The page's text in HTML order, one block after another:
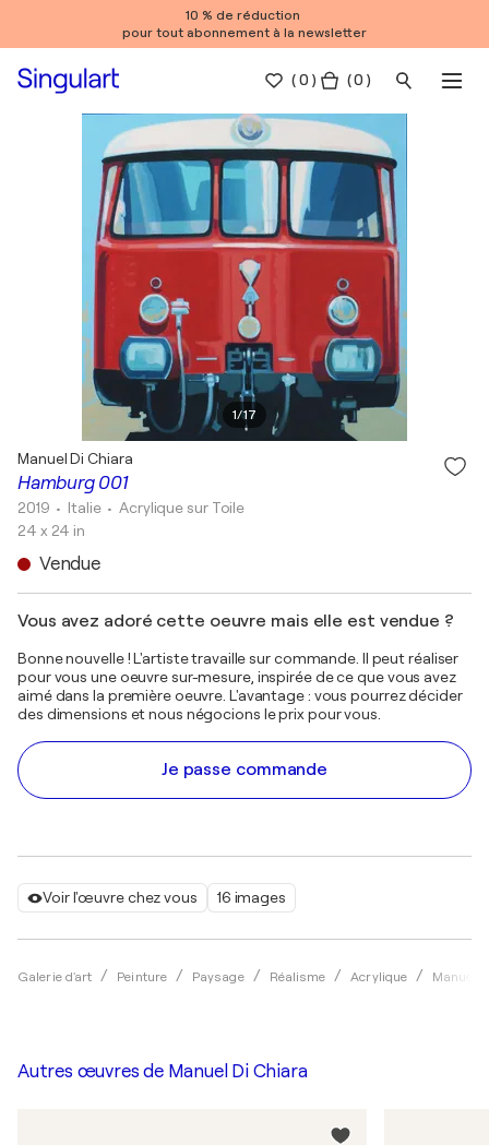
10 % de réduction
pour tout abonnement à la newsletter
(0 ) ( 0 )
1/17
Voir l'œuvre chez vous 16 images
Galerie d'art Peinture Paysage Réalisme Acrylique Manuel
Hamburg 001
Manuel Di Chiara
2019 • Italie •Acrylique sur Toile
24 x 24 in
Vendue
Vous avez adoré cette oeuvre mais elle est vendue ?
Bonne nouvelle ! L'artiste travaille sur commande. Il peut réaliser
pour vous une oeuvre sur-mesure, inspirée de ce que vous avez
aimé dans la première oeuvre. L'avantage : vous pourrez décider
des dimensions et nous négocions le prix pour vous.
Je passe commande
Autres œuvres de Manuel Di Chiara